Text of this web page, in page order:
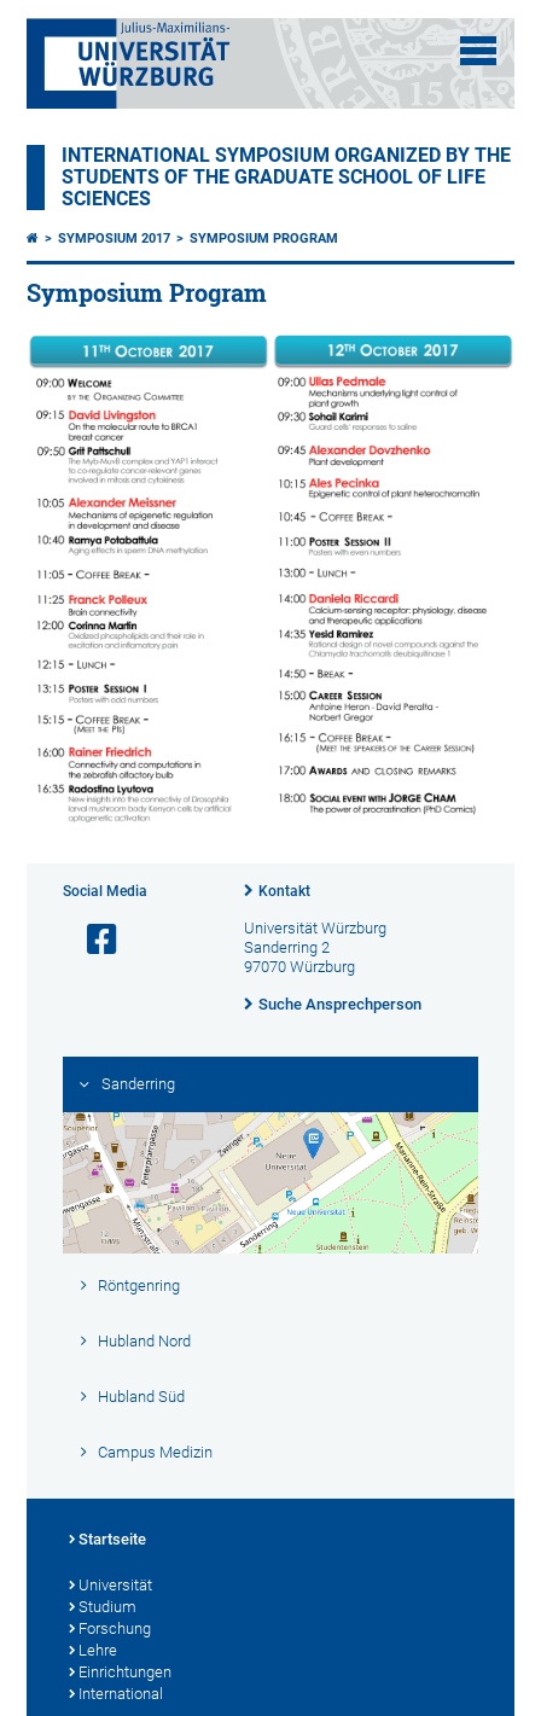
INTERNATIONAL SYMPOSIUM ORGANIZED BY THE
STUDENTS OF THE GRADUATE SCHOOL OF LIFE
SCIENCES
SYMPOSIUM 2017 SYMPOSIUM PROGRAM
Symposium Program
Social Media Kontakt
Universität Würzburg
Sanderring 2
97070 Würzburg
Suche Ansprechperson
Sanderring
Röntgenring
Hubland Nord
Hubland Süd
Campus Medizin
Startseite
Universität
Studium
Forschung
Lehre
Einrichtungen
International